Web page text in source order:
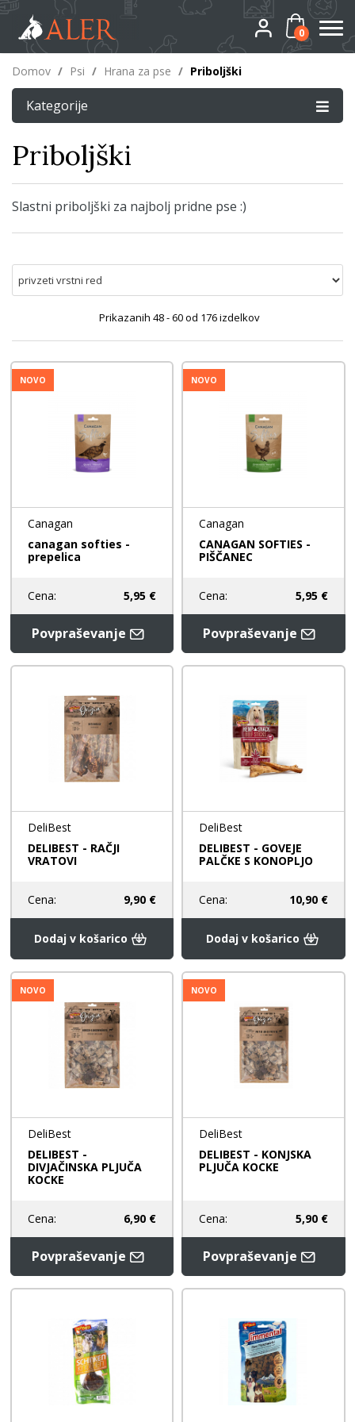
0
Domov / Psi / Hrana za pse / Priboljški
Kategorije
Priboljški
Slastni priboljški za najbolj pridne pse :)
Prikazanih 48 - 60od 176izdelkov
NOVO
Canagan
canagan softies -
prepelica
Cena: 5,95 €
Povpraševanje
NOVO
Canagan
CANAGAN SOFTIES -
PIŠČANEC
Cena: 5,95 €
Povpraševanje
DeliBest
DELIBEST - RAČJI
VRATOVI
Cena: 9,90 €
Dodaj v košarico
DeliBest
DELIBEST - GOVEJE
PALČKE S KONOPLJO
Cena: 10,90 €
Dodaj v košarico
NOVO
DeliBest
DELIBEST -
DIVJAČINSKA PLJUČA
KOCKE
Cena: 6,90 €
Povpraševanje
NOVO
DeliBest
DELIBEST - KONJSKA
PLJUČA KOCKE
Cena: 5,90 €
Povpraševanje